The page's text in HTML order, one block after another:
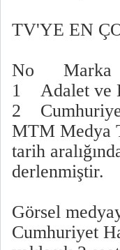
TV'YE EN
No
1 Adalet
2
MTM Medya
tarih
derlenmiştir.
Görsel
Cumhuriyet